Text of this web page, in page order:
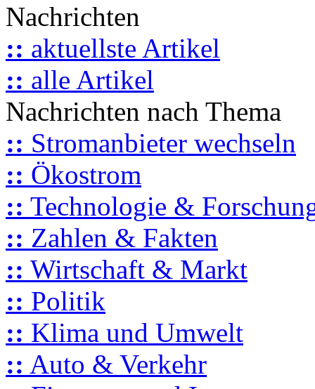
Nachrichten
:: aktuellste Artikel
:: alle Artikel
Nachrichten nach Thema
:: Stromanbieter wechseln
:: Ökostrom
:: Technologie &
:: Zahlen & Fakten
:: Wirtschaft & Markt
:: Politik
:: Klima und Umwelt
:: Auto & Verkehr